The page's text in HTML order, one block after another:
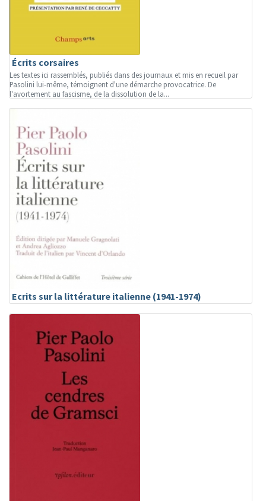
Écrits corsaires
Les textes ici rassemblés, publiés dans des journaux et mis en recueil par
Pasolini lui-même, témoignent d'une démarche provocatrice. De
l'avortement au fascisme, de la dissolution de la...
Ecrits sur la littérature italienne (1941-1974)